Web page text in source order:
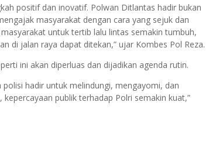
positif dan inovatif. Polwan Ditlantas hadir bukan
masyarakat dengan cara yang sejuk dan
untuk tertib lalu lintas semakin tumbuh,
di jalan raya dapat ditekan,” ujar Kombes Pol Reza.
ini akan diperluas dan dijadikan agenda rutin.
hadir untuk melindungi, mengayomi, dan
publik terhadap Polri semakin kuat,”